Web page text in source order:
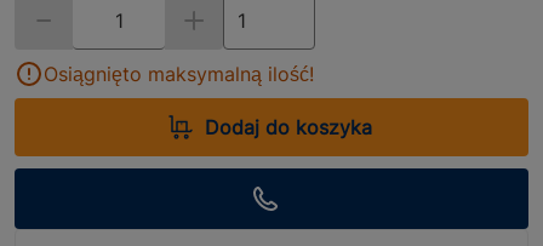
Osiągnięto maksymalną ilość!
Dodaj do koszyka